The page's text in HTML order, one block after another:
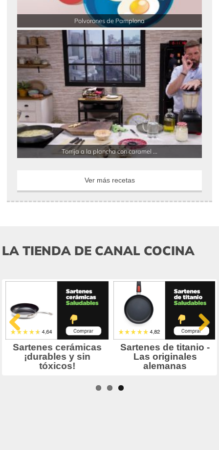
Polvorones de Pamplona
Torrija a la plancha con caramel ...
Ver más recetas
LA TIENDA DE CANAL COCINA